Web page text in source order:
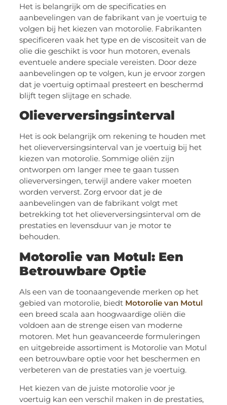
Het is belangrijk om de specificaties en
aanbevelingen van de fabrikant van je voertuig te
volgen bij het kiezen van motorolie. Fabrikanten
specificeren vaak het type en de viscositeit van de
olie die geschikt is voor hun motoren, evenals
eventuele andere speciale vereisten. Door deze
aanbevelingen op te volgen, kun je ervoor zorgen
dat je voertuig optimaal presteert en beschermd
blijft tegen slijtage en schade.
Olieverversingsinterval
Het is ook belangrijk om rekening te houden met
het olieverversingsinterval van je voertuig bij het
kiezen van motorolie. Sommige oliën zijn
ontworpen om langer mee te gaan tussen
olieverversingen, terwijl andere vaker moeten
worden ververst. Zorg ervoor dat je de
aanbevelingen van de fabrikant volgt met
betrekking tot het olieverversingsinterval om de
prestaties en levensduur van je motor te
behouden.
Motorolie van Motul: Een
Betrouwbare Optie
Als een van de toonaangevende merken op het
gebied van motorolie, biedt Motorolie van Motul
een breed scala aan hoogwaardige oliën die
voldoen aan de strenge eisen van moderne
motoren. Met hun geavanceerde formuleringen
en uitgebreide assortiment is Motorolie van Motul
een betrouwbare optie voor het beschermen en
verbeteren van de prestaties van je voertuig.
Het kiezen van de juiste motorolie voor je
voertuig kan een verschil maken in de prestaties,